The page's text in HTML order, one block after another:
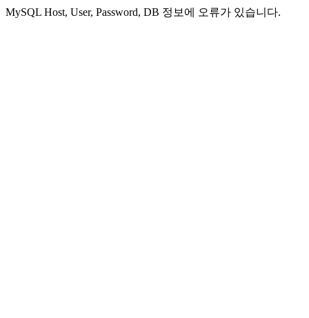
MySQL Host, User, Password, DB 정보에 오류가 있습니다.